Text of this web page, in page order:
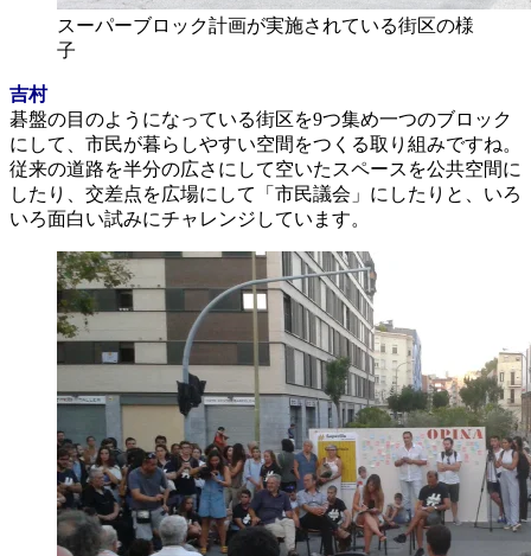
スーパーブロック計画が実施されている街区の様
子
吉村
碁盤の目のようになっている街区を9つ集め一つのブロック
にして、市民が暮らしやすい空間をつくる取り組みですね。
従来の道路を半分の広さにして空いたスペースを公共空間に
したり、交差点を広場にして「市民議会」にしたりと、いろ
いろ面白い試みにチャレンジしています。